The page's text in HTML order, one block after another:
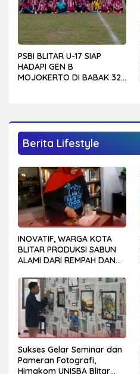
PSBI BLITAR U-17 SIAP
HADAPI GEN B
MOJOKERTO DI BABAK 32
Berita Lifestyle
INOVATIF, WARGA KOTA
BLITAR PRODUKSI SABUN
ALAMI DARI REMPAH DAN
Sukses Gelar Seminar dan
Pameran Fotografi,
Himakom UNISBA Blitar